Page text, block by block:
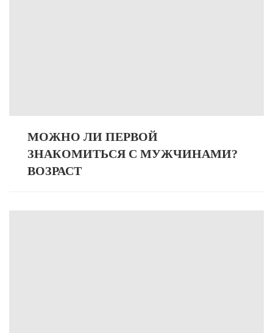
МОЖНО ЛИ ПЕРВОЙ
ЗНАКОМИТЬСЯ С МУЖЧИНАМИ?
ВОЗРАСТ